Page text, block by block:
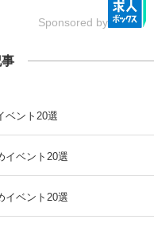
Sponsored by
ベント20選
イベント20選
イベント20選